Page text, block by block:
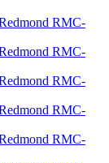
RMC-
RMC-
RMC-
RMC-
RMC-